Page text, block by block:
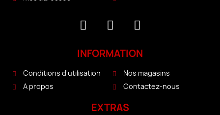
INFORMATION
Conditions d'utilisation
A propos
Nos magasins
Contactez-nous
EXTRAS